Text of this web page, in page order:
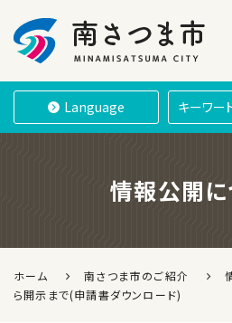
南さつま市
Language
情報公開に
ホーム 南さつま市のご紹介
ら開示まで(申請書ダウンロード)